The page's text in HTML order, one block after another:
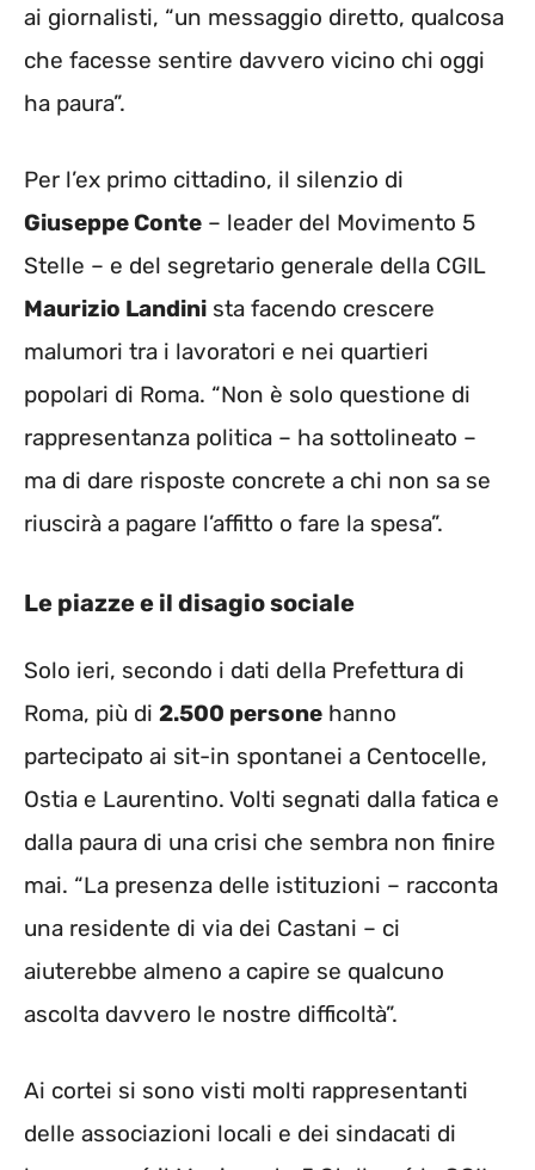
ai giornalisti, “un messaggio diretto, qualcosa
che facesse sentire davvero vicino chi oggi
ha paura”.
Per l’ex primo cittadino, il silenzio di
Giuseppe Conte – leader del Movimento 5
Stelle – e del segretario generale della CGIL
Maurizio Landini sta facendo crescere
malumori tra i lavoratori e nei quartieri
popolari di Roma. “Non è solo questione di
rappresentanza politica – ha sottolineato –
ma di dare risposte concrete a chi non sa se
riuscirà a pagare l’affitto o fare la spesa”.
Le piazze e il disagio sociale
Solo ieri, secondo i dati della Prefettura di
Roma, più di 2.500 persone hanno
partecipato ai sit-in spontanei a Centocelle,
Ostia e Laurentino. Volti segnati dalla fatica e
dalla paura di una crisi che sembra non finire
mai. “La presenza delle istituzioni – racconta
una residente di via dei Castani – ci
aiuterebbe almeno a capire se qualcuno
ascolta davvero le nostre difficoltà”.
Ai cortei si sono visti molti rappresentanti
delle associazioni locali e dei sindacati di